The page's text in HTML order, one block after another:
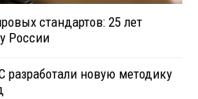
стандартов: 25 лет
России
новую методику